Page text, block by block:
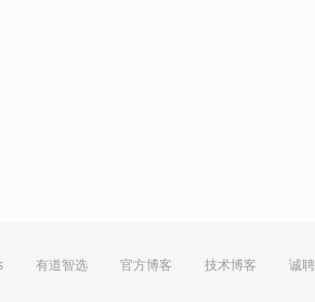
有道智选 官方博客 技术博客 诚